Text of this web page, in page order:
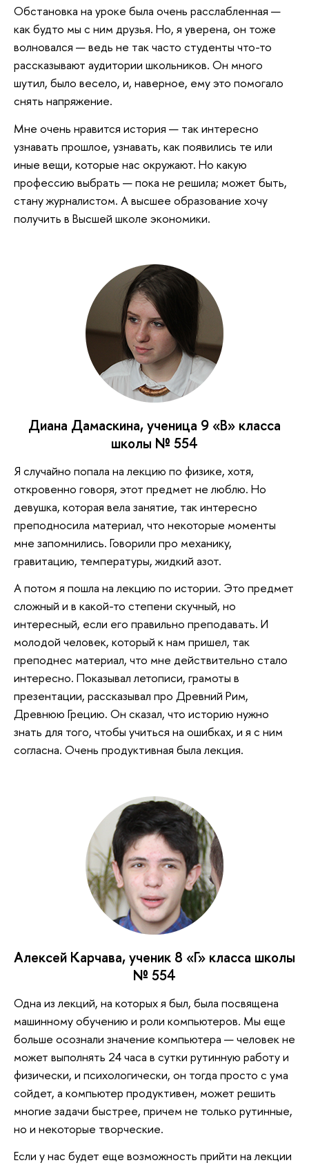
Обстановка на уроке была очень расслабленная —
как будто мы с ним друзья. Но, я уверена, он тоже
волновался — ведь не так часто студенты что-то
рассказывают аудитории школьников. Он много
шутил, было весело, и, наверное, ему это помогало
снять напряжение.
Мне очень нравится история — так интересно
узнавать прошлое, узнавать, как появились те или
иные вещи, которые нас окружают. Но какую
профессию выбрать — пока не решила; может быть,
стану журналистом. А высшее образование хочу
получить в Высшей школе экономики.
Диана Дамаскина, ученица 9 «В» класса
школы № 554
Я случайно попала на лекцию по физике, хотя,
откровенно говоря, этот предмет не люблю. Но
девушка, которая вела занятие, так интересно
преподносила материал, что некоторые моменты
мне запомнились. Говорили про механику,
гравитацию, температуры, жидкий азот.
А потом я пошла на лекцию по истории. Это предмет
сложный и в какой-то степени скучный, но
интересный, если его правильно преподавать. И
молодой человек, который к нам пришел, так
преподнес материал, что мне действительно стало
интересно. Показывал летописи, грамоты в
презентации, рассказывал про Древний Рим,
Древнюю Грецию. Он сказал, что историю нужно
знать для того, чтобы учиться на ошибках, и я с ним
согласна. Очень продуктивная была лекция.
Алексей Карчава, ученик 8 «Г» класса школы
№ 554
Одна из лекций, на которых я был, была посвящена
машинному обучению и роли компьютеров. Мы еще
больше осознали значение компьютера — человек не
может выполнять 24 часа в сутки рутинную работу и
физически, и психологически, он тогда просто с ума
сойдет, а компьютер продуктивен, может решить
многие задачи быстрее, причем не только рутинные,
но и некоторые творческие.
Если у нас будет еще возможность прийти на лекции